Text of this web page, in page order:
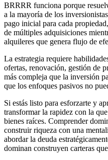
BRRRR funciona porque
a la mayoría de los
pago inicial para cada
de múltiples adquisiciones
alquileres que genera flujo de
La estrategia requiere
ofertas, renovación, gestión de
más compleja que la inversión
que los enfoques pasivos no
Si estás listo para esforzarte y
transformar la rapidez con la
bienes raíces. Comprender
construir riqueza con una
abordar la deuda
dominan construyen carteras